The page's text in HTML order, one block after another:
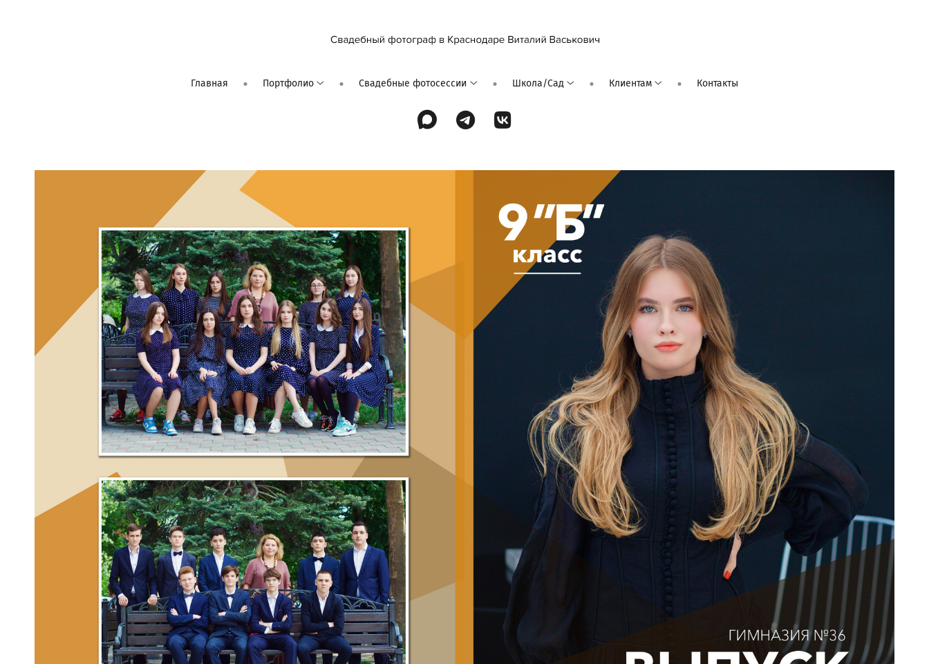
Главная Портфолио Свадебные фотосессии Школа/Сад Клиентам Контакты